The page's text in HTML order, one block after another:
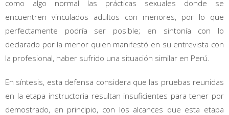
como algo normal las prácticas sexuales donde se
encuentren vinculados adultos con menores, por lo que
perfectamente podría ser posible; en sintonía con lo
declarado por la menor quien manifestó en su entrevista con
la profesional, haber sufrido una situación similar en Perú.
En síntesis, esta defensa considera que las pruebas reunidas
en la etapa instructoria resultan insuficientes para tener por
demostrado, en principio, con los alcances que esta etapa